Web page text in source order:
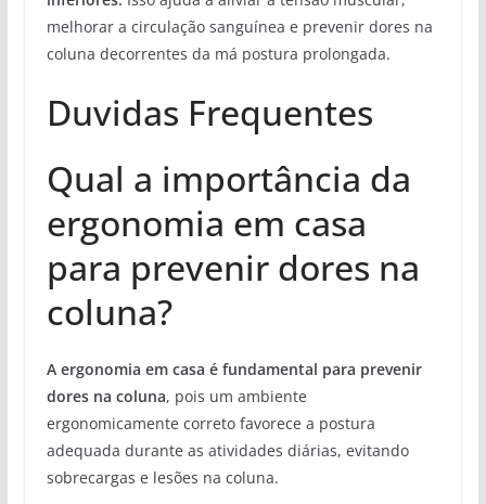
melhorar a circulação sanguínea e prevenir dores na
coluna decorrentes da má postura prolongada.
Duvidas Frequentes
Qual a importância da
ergonomia em casa
para prevenir dores na
coluna?
A ergonomia em casa é fundamental para prevenir
dores na coluna, pois um ambiente
ergonomicamente correto favorece a postura
adequada durante as atividades diárias, evitando
sobrecargas e lesões na coluna.